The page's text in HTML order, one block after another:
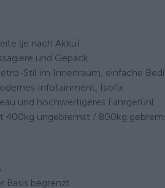
(je nach Akku)
und Gepäck
Stil im Innenraum, einfache
Infotainment, Isofix
und hochwertigeres Fahrgefühl
400kg ungebremst / 800kg
Basis begrenzt